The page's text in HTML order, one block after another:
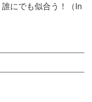
にでも似合う！（In